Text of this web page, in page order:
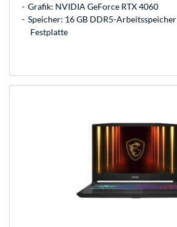
Grafik: NVIDIA GeForce RTX 4060
Speicher: 16 GB DDR5-Arbeitsspeicher
Festplatte